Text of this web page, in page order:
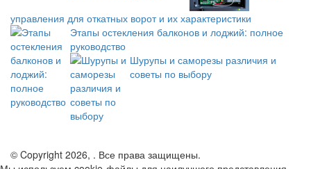
управления для откатных ворот и их характеристики
Этапы остекления балконов и лоджий: полное
руководство
Шурупы и саморезы различия и
советы по выбору
© Copyright 2026, . Все права защищены.